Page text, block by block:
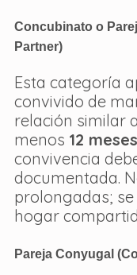
Concubinato o
Partner)
Esta categoría
convivido de
relación similar
menos 12
convivencia
documentada.
prolongadas;
hogar
Pareja Conyugal